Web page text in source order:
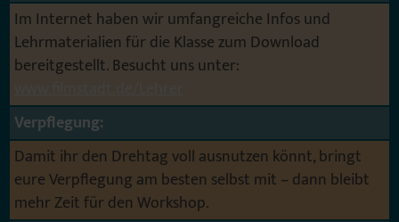
Im Internet haben wir umfangreiche Infos und
Lehrmaterialien für die Klasse zum Download
bereitgestellt. Besucht uns unter:
Verpflegung:
Damit ihr den Drehtag voll ausnutzen könnt, bringt
eure Verpflegung am besten selbst mit – dann bleibt
mehr Zeit für den Workshop.